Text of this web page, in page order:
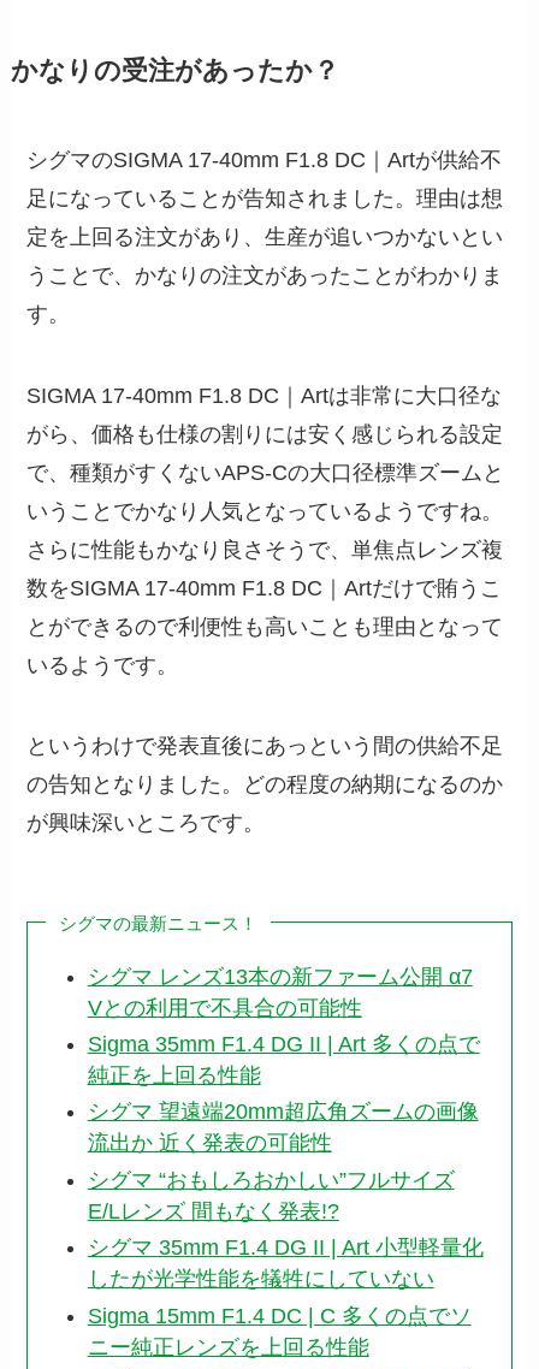
かなりの受注があったか？
シグマのSIGMA 17-40mm F1.8 DC｜Artが供給不
足になっていることが告知されました。理由は想
定を上回る注文があり、生産が追いつかないとい
うことで、かなりの注文があったことがわかりま
す。
SIGMA 17-40mm F1.8 DC｜Artは非常に大口径な
がら、価格も仕様の割りには安く感じられる設定
で、種類がすくないAPS-Cの大口径標準ズームと
いうことでかなり人気となっているようですね。
さらに性能もかなり良さそうで、単焦点レンズ複
数をSIGMA 17-40mm F1.8 DC｜Artだけで賄うこ
とができるので利便性も高いことも理由となって
いるようです。
というわけで発表直後にあっという間の供給不足
の告知となりました。どの程度の納期になるのか
が興味深いところです。
シグマの最新ニュース！
シグマ レンズ13本の新ファーム公開 α7
Vとの利用で不具合の可能性
Sigma 35mm F1.4 DG II | Art 多くの点で
純正を上回る性能
シグマ 望遠端20mm超広角ズームの画像
流出か 近く発表の可能性
シグマ “おもしろおかしい”フルサイズ
E/Lレンズ 間もなく発表!?
シグマ 35mm F1.4 DG II | Art 小型軽量化
したが光学性能を犠牲にしていない
Sigma 15mm F1.4 DC | C 多くの点でソ
ニー純正レンズを上回る性能